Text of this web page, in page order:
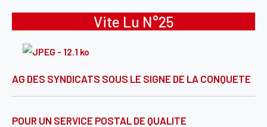
Vite Lu N°25
AG DES SYNDICATS SOUS LE SIGNE DE LA CONQUETE
POUR UN SERVICE POSTAL DE QUALITE